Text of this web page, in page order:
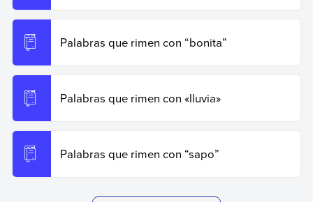
Palabras que rimen con “bonita”
Palabras que rimen con «lluvia»
Palabras que rimen con “sapo”